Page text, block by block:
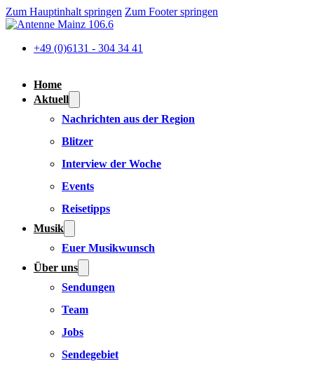
Zum Hauptinhalt springen Zum Footer springen
+49 (0)6131 - 304 34 41
Home
Aktuell
Nachrichten aus der Region
Blitzer
Interview der Woche
Events
Reisetipps
Musik
Euer Musikwunsch
Über uns
Sendungen
Team
Jobs
Sendegebiet